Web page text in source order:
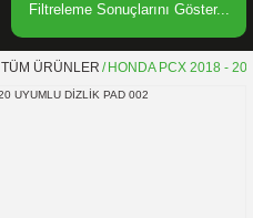
Filtreleme Sonuçlarını Göster...
TÜM ÜRÜNLER HONDA PCX 2018 -